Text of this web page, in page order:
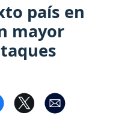
país en
mayor